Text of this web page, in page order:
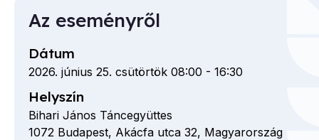
Az eseményről
Dátum
2026. június 25. csütörtök 08:00 - 16:30
Helyszín
Bihari János Táncegyüttes
1072 Budapest, Akácfa utca 32, Magyarország